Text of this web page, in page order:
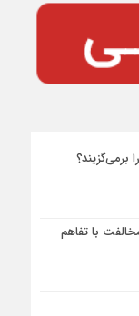
برمی‌گزیند؟
با تفاهم